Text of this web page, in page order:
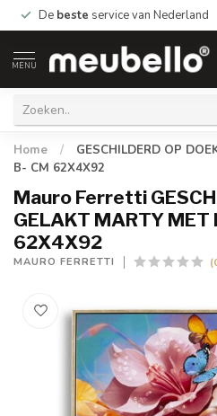
De beste service van Nederland
MENU
Home /
GESCHILDERD OP
B- CM 62X4X92
Mauro Ferretti
GELAKT MARTY MET
62X4X92
MAURO FERRETTI